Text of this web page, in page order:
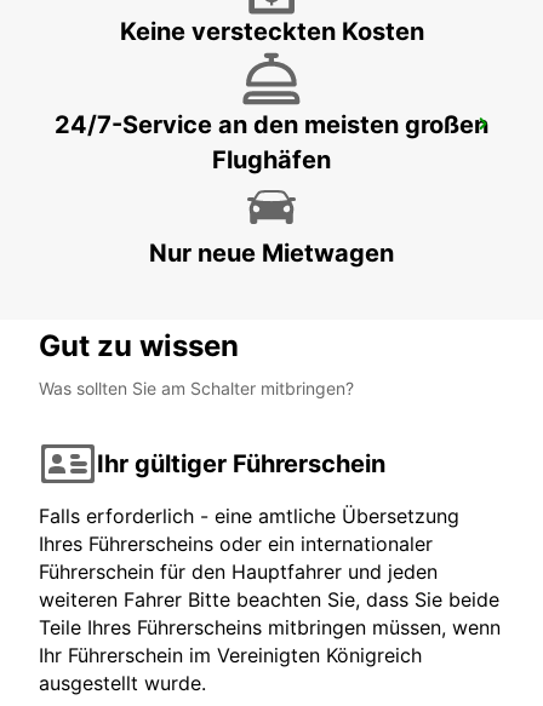
EXETER FLUGHAFEN
EXETER - UNITED KINGDOM
Keine versteckten Kosten
24/7-Service an den meisten großen
Flughäfen
Nur neue Mietwagen
Gut zu wissen
Was sollten Sie am Schalter mitbringen?
Ihr gültiger Führerschein
Falls erforderlich - eine amtliche Übersetzung
Ihres Führerscheins oder ein internationaler
Führerschein für den Hauptfahrer und jeden
weiteren Fahrer Bitte beachten Sie, dass Sie beide
Teile Ihres Führerscheins mitbringen müssen, wenn
Ihr Führerschein im Vereinigten Königreich
ausgestellt wurde.